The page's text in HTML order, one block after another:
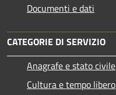
Documenti e dati
CATEGORIE DI SERVIZIO
Anagrafe e stato civile
Cultura e tempo libero